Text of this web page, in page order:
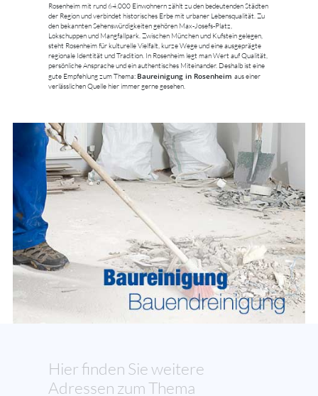
Rosenheim mit rund 64.000 Einwohnern zählt zu den bedeutenden Städten
der Region und verbindet historisches Erbe mit urbaner Lebensqualität. Zu
den bekannten Sehenswürdigkeiten gehören Max-Josefs-Platz,
Lokschuppen und Mangfallpark. Zwischen München und Kufstein gelegen,
steht Rosenheim für kulturelle Vielfalt, kurze Wege und eine ausgeprägte
regionale Identität und Tradition. In Rosenheim legt man Wert auf Qualität,
persönliche Ansprache und ein authentisches Miteinander. Deshalb ist eine
gute Empfehlung zum Thema: Baureinigung in Rosenheim aus einer
verlässlichen Quelle hier immer gerne gesehen.
Hier finden Sie weitere
Adressen zum Thema